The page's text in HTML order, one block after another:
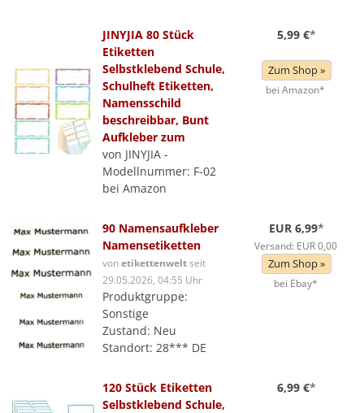
JINYJIA 80 Stück
Etiketten
Selbstklebend Schule,
Schulheft Etiketten,
Namensschild
beschreibbar, Bunt
Aufkleber zum
von JINYJIA -
Modellnummer: F-02
bei Amazon
5,99 €*
Zum Shop »
bei Amazon*
90 Namensaufkleber
Namensetiketten
vonetikettenweltseit
29.05.2026, 04:55 Uhr
Produktgruppe:
Sonstige
Zustand: Neu
Standort: 28*** DE
EUR 6,99*
Versand: EUR 0,00
Zum Shop »
bei Ebay*
120 Stück Etiketten
Selbstklebend Schule,
6,99 €*